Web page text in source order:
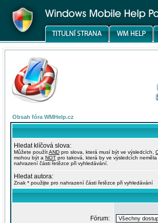
Obsah fóra WMHelp.cz
Hledat klíčová slova:
Můžete použítAND pro slova, která musí být ve výsledcích,
mohou být a NOT pro taková, která by ve výsledcích
nahrazení části řetězce při vyhledávání.
Hledat autora:
Znak * použijte pro nahrazení části řetězce při vyhledávání
Fórum: